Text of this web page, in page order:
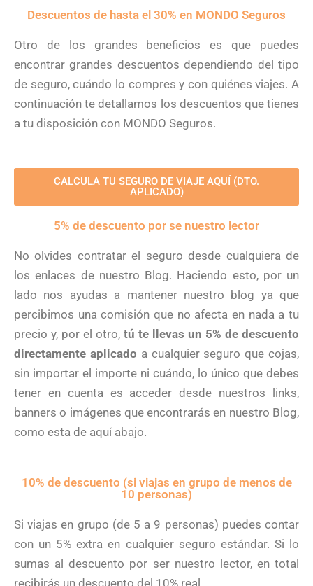
Descuentos de hasta el 30% en MONDO Seguros
Otro de los grandes beneficios es que puedes
encontrar grandes descuentos dependiendo del tipo
de seguro, cuándo lo compres y con quiénes viajes. A
continuación te detallamos los descuentos que tienes
a tu disposición con MONDO Seguros.
CALCULA TU SEGURO DE VIAJE AQUÍ (DTO.
APLICADO)
5% de descuento por se nuestro lector
No olvides contratar el seguro desde cualquiera de
los enlaces de nuestro Blog. Haciendo esto, por un
lado nos ayudas a mantener nuestro blog ya que
percibimos una comisión que no afecta en nada a tu
precio y, por el otro, tú te llevas un 5% de descuento
directamente aplicado a cualquier seguro que cojas,
sin importar el importe ni cuándo, lo único que debes
tener en cuenta es acceder desde nuestros links,
banners o imágenes que encontrarás en nuestro Blog,
como esta de aquí abajo.
10% de descuento (si viajas en grupo de menos de
10 personas)
Si viajas en grupo (de 5 a 9 personas) puedes contar
con un 5% extra en cualquier seguro estándar. Si lo
sumas al descuento por ser nuestro lector, en total
recibirás un descuento del 10% real.